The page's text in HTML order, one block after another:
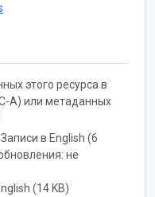
этого ресурса в
A) или метаданных
в English (6
не
(14 KB)